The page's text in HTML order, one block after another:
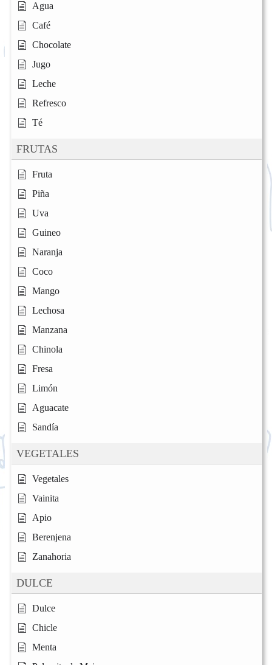
Agua
Café
Chocolate
Jugo
Leche
Refresco
Té
FRUTAS
Fruta
Piña
Uva
Guineo
Naranja
Coco
Mango
Lechosa
Manzana
Chinola
Fresa
Limón
Aguacate
Sandía
VEGETALES
Vegetales
Vainita
Apio
Berenjena
Zanahoria
DULCE
Dulce
Chicle
Menta